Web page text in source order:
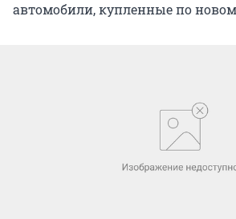
автомобили, купленные по